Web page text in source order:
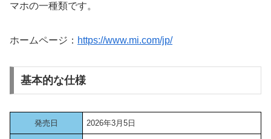
マホの一種類です。
ホームページ： https://www.mi.com/jp/
基本的な仕様
発売日 2026年3月5日